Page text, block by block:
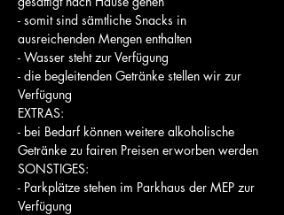
- somit sind sämtliche Snacks in
ausreichenden Mengen enthalten
- Wasser steht zur Verfügung
- die begleitenden Getränke stellen wir zur
Verfügung
EXTRAS:
- bei Bedarf können weitere alkoholische
Getränke zu fairen Preisen erworben werden
SONSTIGES:
- Parkplätze stehen im Parkhaus der MEP zur
Verfügung